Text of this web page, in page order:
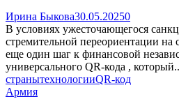
Ирина Быкова30.05.20250
В условиях ужесточающегося
стремительной переориентации на
еще один шаг к финансовой
универсального QR-кода ,
странытехнологииQR-код
Армия